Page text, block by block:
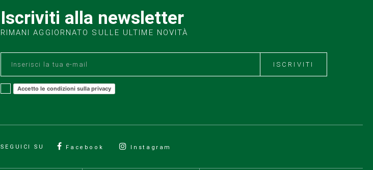
Iscriviti alla newsletter
RIMANI AGGIORNATO SULLE ULTIME NOVITÀ
ISCRIVITI
Accetto le condizioni sulla privacy
SEGUICI SU Facebook Instagram